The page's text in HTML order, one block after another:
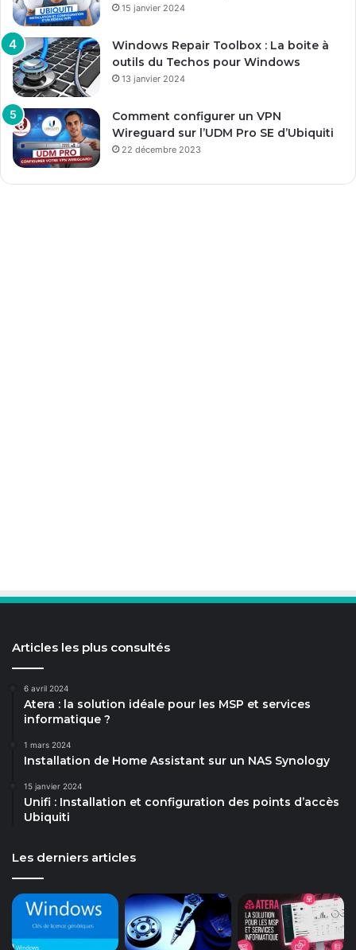
15 janvier 2024
Windows Repair Toolbox : La boite à
outils du Techos pour Windows
13 janvier 2024
Comment configurer un VPN
Wireguard sur l’UDM Pro SE d’Ubiquiti
22 décembre 2023
Articles les plus consultés
6 avril 2024
Atera : la solution idéale pour les MSP et services
informatique ?
1 mars 2024
Installation de Home Assistant sur un NAS Synology
15 janvier 2024
Unifi : Installation et configuration des points d’accès
Ubiquiti
Les derniers articles